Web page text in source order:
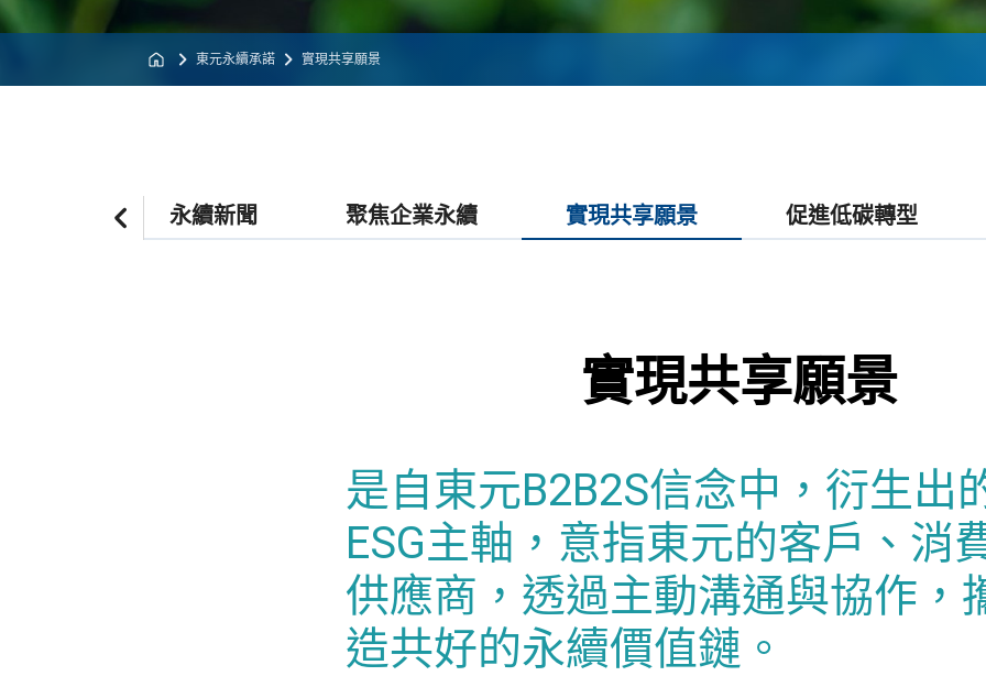
東元永續承諾 實現共享願景
永續新聞 聚焦企業永續 實現共享願景 促進低碳轉型
實現共享願景
是自東元B2B2S信念中，衍生出
ESG主軸，意指東元的客戶、消
供應商，透過主動溝通與協作，
造共好的永續價值鏈。